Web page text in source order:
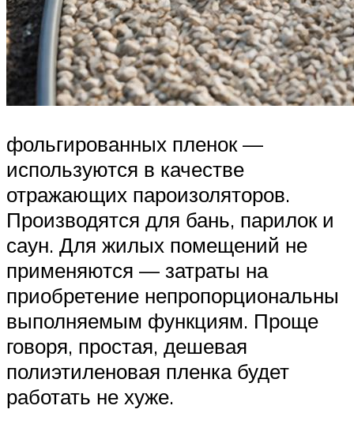
фольгированных пленок —
используются в качестве
отражающих пароизоляторов.
Производятся для бань, парилок и
саун. Для жилых помещений не
применяются — затраты на
приобретение непропорциональны
выполняемым функциям. Проще
говоря, простая, дешевая
полиэтиленовая пленка будет
работать не хуже.